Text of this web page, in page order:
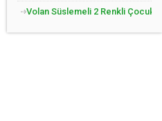
Volan Süslemeli 2 Renkli Çocuk